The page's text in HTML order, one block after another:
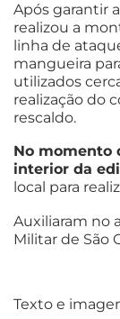
Após garantir
realizou a
linha de
mangueira
utilizados
realização do
rescaldo.
No momento
interior da
local para
Auxiliaram no
Militar de São
Texto e